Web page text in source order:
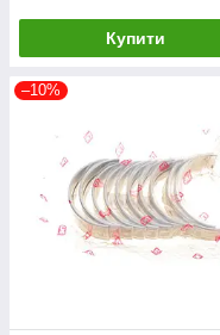
Купити
–10%